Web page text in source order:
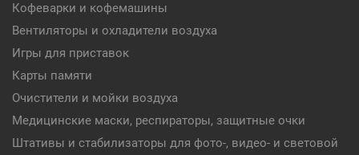
Кофеварки и кофемашины
Вентиляторы и охладители воздуха
Игры для приставок
Карты памяти
Очистители и мойки воздуха
Медицинские маски, респираторы, защитные очки
Штативы и стабилизаторы для фото-, видео- и световой